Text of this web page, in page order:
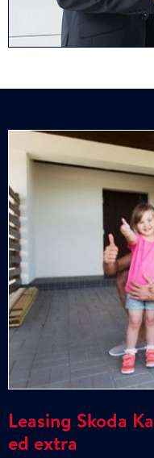
Leasing Skoda
ed extra